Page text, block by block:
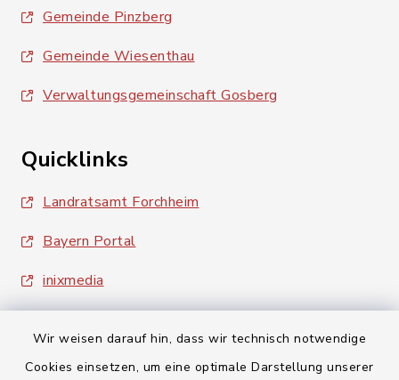
Wir weisen darauf hin, dass wir technisch notwendige
Cookies einsetzen, um eine optimale Darstellung unserer
Gemeinde Pinzberg
Gemeinde Wiesenthau
Verwaltungsgemeinschaft Gosberg
Quicklinks
Landratsamt Forchheim
Bayern Portal
inixmedia